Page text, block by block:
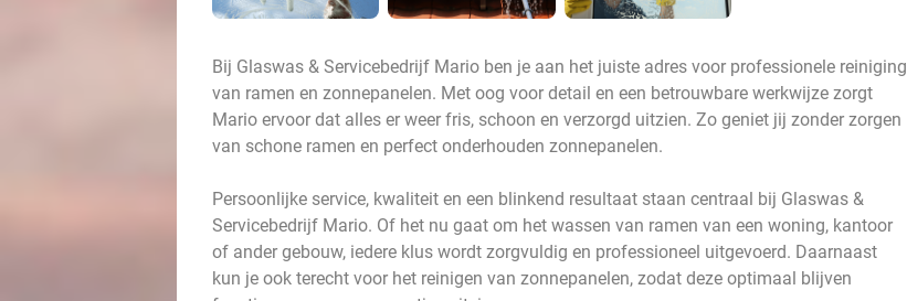
Bij Glaswas & Servicebedrijf Mario ben je aan het juiste adres voor professionele reiniging
van ramen en zonnepanelen. Met oog voor detail en een betrouwbare werkwijze zorgt
Mario ervoor dat alles er weer fris, schoon en verzorgd uitzien. Zo geniet jij zonder zorgen
van schone ramen en perfect onderhouden zonnepanelen.
Persoonlijke service, kwaliteit en een blinkend resultaat staan centraal bij Glaswas &
Servicebedrijf Mario. Of het nu gaat om het wassen van ramen van een woning, kantoor
of ander gebouw, iedere klus wordt zorgvuldig en professioneel uitgevoerd. Daarnaast
kun je ook terecht voor het reinigen van zonnepanelen, zodat deze optimaal blijven